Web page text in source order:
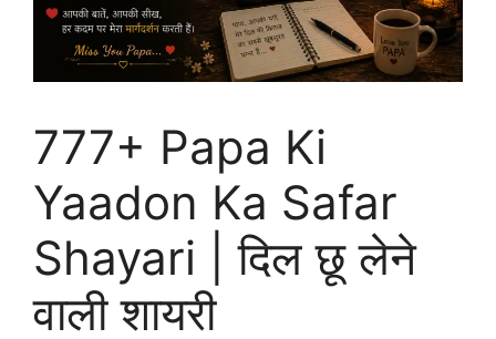
777+ Papa Ki
Yaadon Ka Safar
Shayari | दिल छू लेने
वाली शायरी